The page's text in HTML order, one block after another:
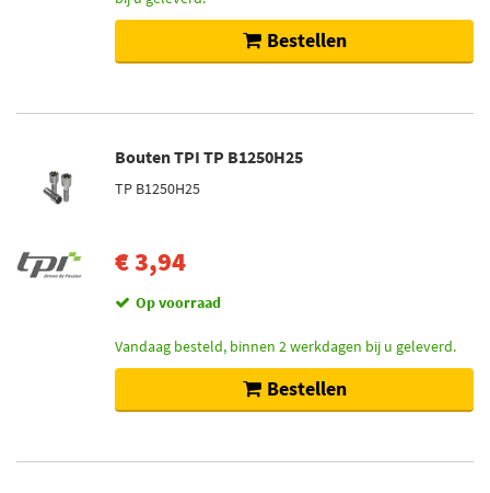
Bestellen
Bouten TPI TP B1250H25
TP B1250H25
€ 3,94
Op voorraad
Vandaag besteld, binnen 2 werkdagen bij u geleverd.
Bestellen